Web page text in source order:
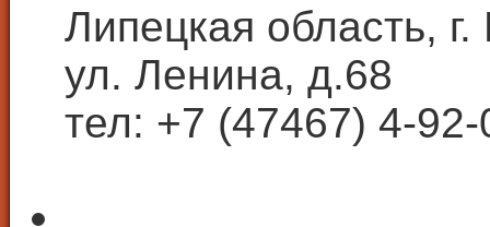
Липецкая область,
ул. Ленина, д.68
тел: +7 (47467) 4-92-